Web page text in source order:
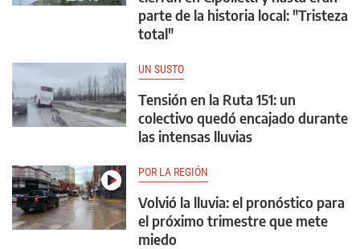
parte de la historia local: "Tristeza
total"
UN SUSTO
Tensión en la Ruta 151: un
colectivo quedó encajado durante
las intensas lluvias
POR LA REGIÓN
Volvió la lluvia: el pronóstico para
el próximo trimestre que mete
miedo